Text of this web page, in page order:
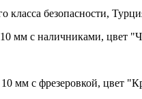
безопасности,
мм с наличниками, цвет
мм с фрезеровкой, цвет